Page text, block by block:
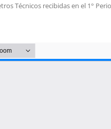
Técnicos recibidas en el 1°